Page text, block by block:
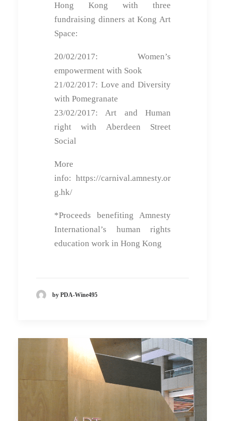
Hong Kong with three
fundraising dinners at Kong Art
Space:
20/02/2017: Women’s
empowerment with Sook
21/02/2017: Love and Diversity
with Pomegranate
23/02/2017: Art and Human
right with Aberdeen Street
Social
More
info: https://carnival.amnesty.or
g.hk/
*Proceeds benefiting Amnesty
International’s human rights
education work in Hong Kong
by PDA-Wine495